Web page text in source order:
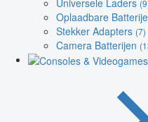
Oplaadbare
Stekker Adapters (7)
Camera Batterijen